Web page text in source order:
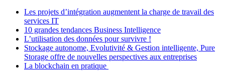
Les projets d’intégration augmentent la charge de travail des
services IT
10 grandes tendances Business Intelligence
L’utilisation des données pour survivre !
Stockage autonome, Evolutivité & Gestion intelligente, Pure
Storage offre de nouvelles perspectives aux entreprises
La blockchain en pratique